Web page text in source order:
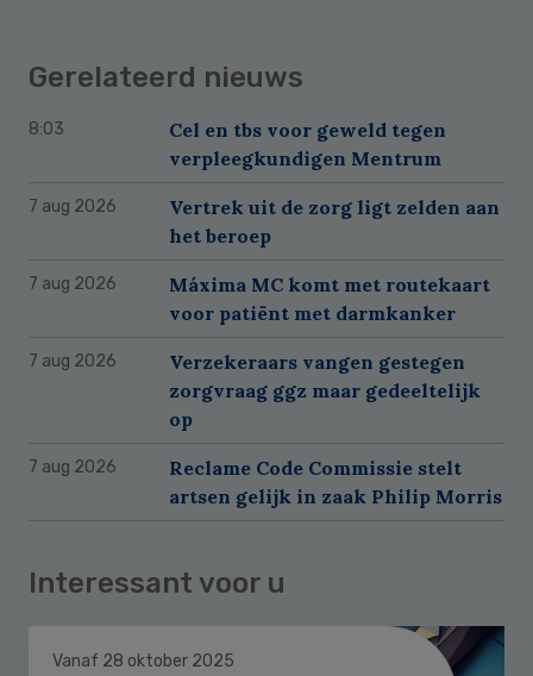
Gerelateerd nieuws
8:03
Cel en tbs voor geweld tegen
verpleegkundigen Mentrum
7 aug 2026
Vertrek uit de zorg ligt zelden aan
het beroep
7 aug 2026
Máxima MC komt met routekaart
voor patiënt met darmkanker
7 aug 2026
Verzekeraars vangen gestegen
zorgvraag ggz maar gedeeltelijk
op
7 aug 2026
Reclame Code Commissie stelt
artsen gelijk in zaak Philip Morris
Interessant voor u
Vanaf 28 oktober 2025